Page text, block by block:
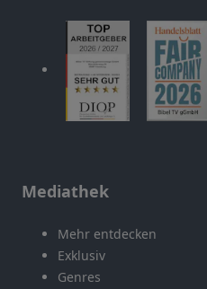
Mediathek
Mehr entdecken
Exklusiv
Genres